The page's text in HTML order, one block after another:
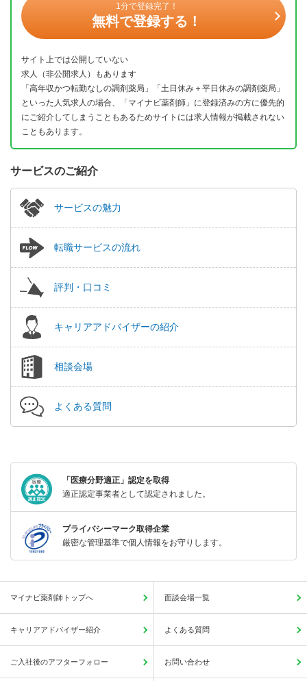
1分で登録完了！
無料で登録する！
サイト上では公開していない
求人（非公開求人）もあります
「高年収かつ転勤なしの調剤薬局」「土日休み＋平日休みの調剤薬局」
といった人気求人の場合、「マイナビ薬剤師」に登録済みの方に優先的
にご紹介してしまうこともあるためサイトには求人情報が掲載されない
こともあります。
サービスのご紹介
サービスの魅力
転職サービスの流れ
評判・口コミ
キャリアアドバイザーの紹介
相談会場
よくある質問
「医療分野適正」認定を取得
適正認定事業者として認定されました。
プライバシーマーク取得企業
厳密な管理基準で個人情報をお守りします。
マイナビ薬剤師トップへ 面談会場一覧
キャリアアドバイザー紹介 よくある質問
ご入社後のアフターフォロー お問い合わせ